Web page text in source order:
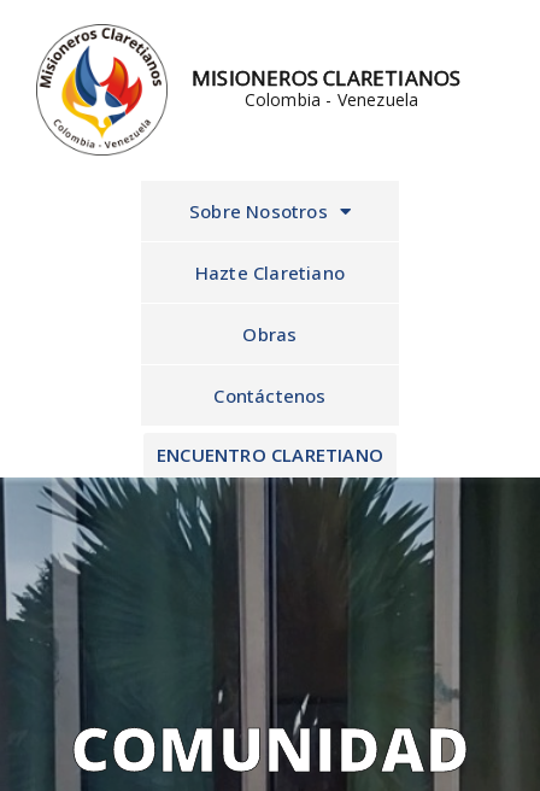
contenido
MISIONEROS CLARETIANOS
Colombia - Venezuela
Sobre Nosotros
Hazte Claretiano
Obras
Contáctenos
ENCUENTRO CLARETIANO
COMUNIDAD